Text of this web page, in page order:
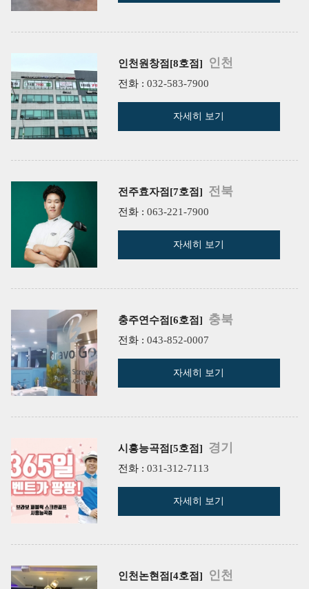
인천원창점[8호점] 인천
전화 : 032-583-7900
자세히 보기
전주효자점[7호점] 전북
전화 : 063-221-7900
자세히 보기
충주연수점[6호점] 충북
전화 : 043-852-0007
자세히 보기
시흥능곡점[5호점] 경기
전화 : 031-312-7113
자세히 보기
인천논현점[4호점] 인천